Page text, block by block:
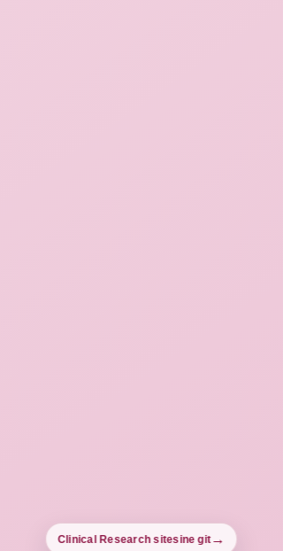
Clinical Research sitesine git